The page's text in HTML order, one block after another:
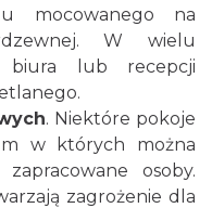
mocowanego na
W wielu
biura lub recepcji
. Niektóre pokoje
w których można
osoby.
zagrożenie dla